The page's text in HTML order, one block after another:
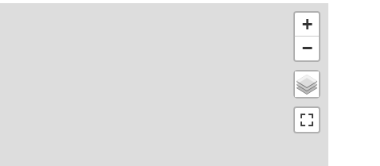
+
−